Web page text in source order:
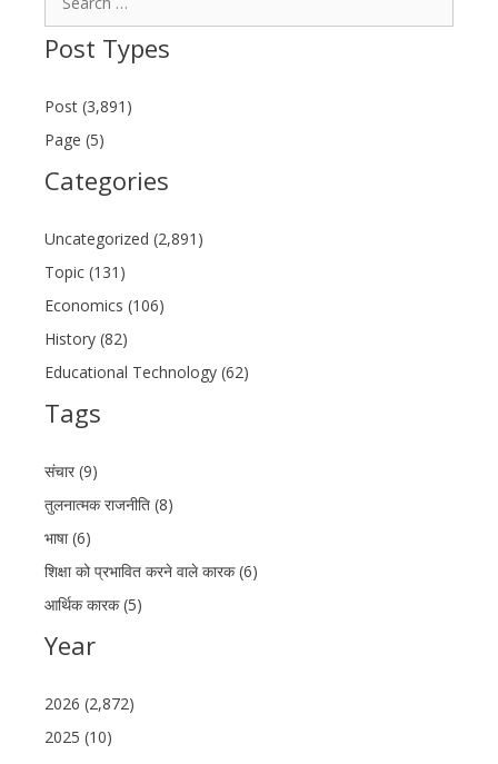
Post Types
Post (3,891)
Page (5)
Categories
Uncategorized (2,891)
Topic (131)
Economics (106)
History (82)
Educational Technology (62)
Tags
संचार (9)
तुलनात्मक राजनीति (8)
भाषा (6)
शिक्षा को प्रभावित करने वाले कारक (6)
आर्थिक कारक (5)
Year
2026 (2,872)
2025 (10)